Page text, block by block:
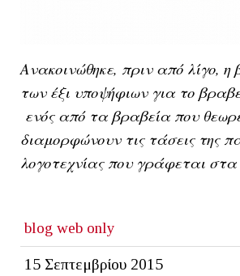
Ανακοινώθηκε, πριν από λίγο, η
των έξι υποψήφιων για το
ενός από τα βραβεία που
διαμορφώνουν τις τάσεις της
λογοτεχνίας που γράφεται
blog web only
15 Σεπτεμβρίου 2015